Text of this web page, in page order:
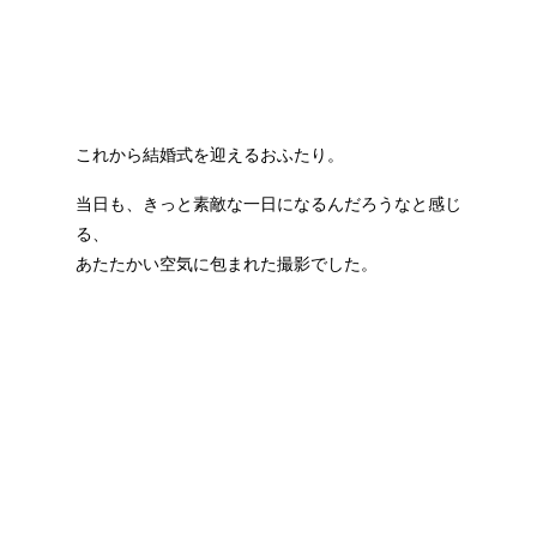
これから結婚式を迎えるおふたり。
当日も、きっと素敵な一日になるんだろうなと感じ
る、
あたたかい空気に包まれた撮影でした。